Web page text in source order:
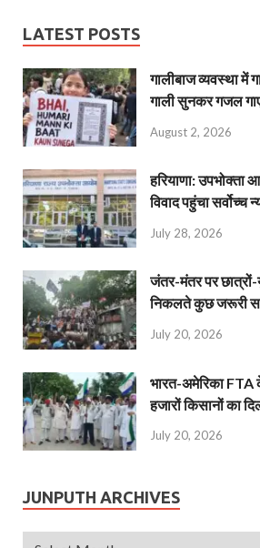
LATEST POSTS
गालीबाज व्‍यवस्‍था में
गाली सुनकर गजल
August 2, 2026
हरियाणा: उपभोक्ता
विवाद पहुंचा सर्वोच्च
July 28, 2026
जंतर-मंतर पर
निकलते कुछ जरूरी
July 20, 2026
भारत-अमेरिका FTA
हजारों किसानों का
July 20, 2026
JUNPUTH ARCHIVES